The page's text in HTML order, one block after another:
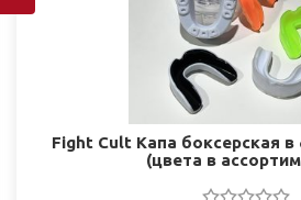
Fight Cult Капа боксерская в
(цвета в